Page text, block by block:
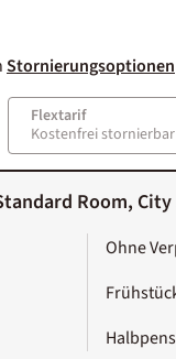
Stornierungsoptionen
Flextarif
Kostenfrei stornierbar
Room, City
Ohne